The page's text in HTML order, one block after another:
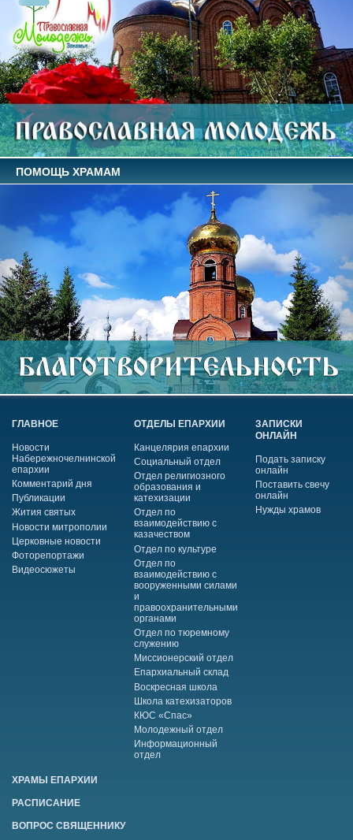
ПОМОЩЬ ХРАМАМ
ГЛАВНОЕ
Новости
Набережночелнинской
епархии
Комментарий дня
Публикации
Жития святых
Новости митрополии
Церковные новости
Фоторепортажи
Видеосюжеты
ОТДЕЛЫ ЕПАРХИИ
Канцелярия епархии
Социальный отдел
Отдел религиозного
образования и
катехизации
Отдел по
взаимодействию с
казачеством
Отдел по культуре
Отдел по
взаимодействию с
вооруженными силами
и
правоохранительными
органами
Отдел по тюремному
служению
Миссионерский отдел
Епархиальный склад
Воскресная школа
Школа катехизаторов
КЮС «Спас»
Молодежный отдел
Информационный
отдел
ЗАПИСКИ
ОНЛАЙН
Подать записку
онлайн
Поставить свечу
онлайн
Нужды храмов
ХРАМЫ ЕПАРХИИ
РАСПИСАНИЕ
ВОПРОС СВЯЩЕННИКУ